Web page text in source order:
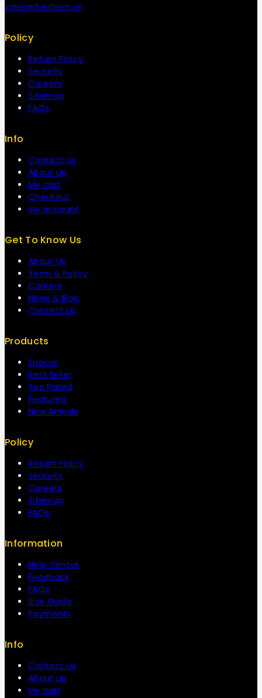
sales@fuvitech.vn
Policy
Return Policy
Security
Careers
Sitemap
FAQs
Info
Contact us
About us
My cart
Checkout
My account
Get To Know Us
About Us
Term & Policy
Careers
News & Blog
Contact Us
Products
Special
Best Seller
Top Rated
Featured
New Arrivals
Policy
Return Policy
Security
Careers
Sitemap
FAQs
Information
Help Center
Feedback
FAQs
Size Guide
Payments
Info
Contact us
About us
My cart